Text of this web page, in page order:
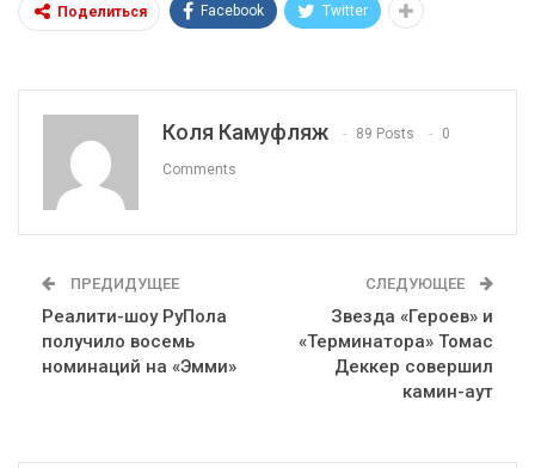
Поделиться Facebook Twitter
Коля Камуфляж 89 Posts 0
Comments
ПРЕДИДУЩЕЕ
Реалити-шоу РуПола
получило восемь
номинаций на «Эмми»
СЛЕДУЮЩЕЕ
Звезда «Героев» и
«Терминатора» Томас
Деккер совершил
камин-аут